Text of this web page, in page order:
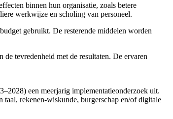
binnen hun organisatie, zoals betere
werkwijze en scholing van personeel.
gebruikt. De resterende middelen worden
tevredenheid met de resultaten. De ervaren
een meerjarig implementatieonderzoek uit.
rekenen-wiskunde, burgerschap en/of digitale